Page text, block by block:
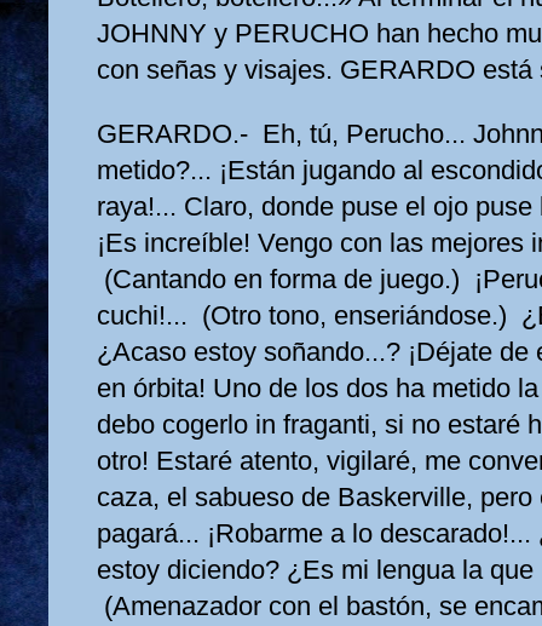
JOHNNY y PERUCHO han hecho
con señas y visajes. GERARDO está
GERARDO.- Eh, tú, Perucho...
metido?... ¡Están jugando al
raya!... Claro, donde puse el ojo puse
¡Es increíble! Vengo con las mejores
(Cantando en forma de juego.)
cuchi!... (Otro tono, enseriándose.)
¿Acaso estoy soñando...? ¡Déjate de
en órbita! Uno de los dos ha metido
debo cogerlo in fraganti, si no estaré
otro! Estaré atento, vigilaré, me
caza, el sabueso de Baskerville, pero
pagará... ¡Robarme a lo
estoy diciendo? ¿Es mi lengua la
(Amenazador con el bastón, se